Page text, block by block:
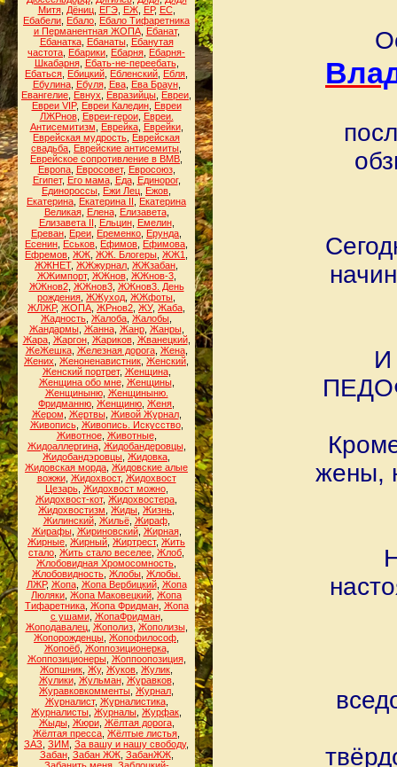
Митя, Дёниц, ЕГЭ, ЕЖ, ЕР, ЕС,
Ебабели Ебало Ебало Тифаретника
и Перманентная ЖОПА, Ебанат,
Ебанатка, Ебанаты, Ебанутая
частота Ебарики Ебарня Ебарня-
Шкабарня, Ебать-не-переебать,
Ебаться Ебицкий Ебленский Ебля
Ебулина, Ебуля, Ева, Ева Браун,
Евангелие Евнух Евразийцы Евреи
Евреи VIP, Евреи Каледин, Евреи
ЛЖРнов, Евреи-герои, Евреи.
Антисемитизм
Еврейка, Еврейки,
Еврейская мудрость Еврейская
свадьба Еврейские антисемиты
Еврейское сопротивление в ВМВ
Европа, Евросовет, Евросоюз,
Египет, Его мама, Еда, Единорог,
Единороссы Ежи Лец Ежов
Екатерина Екатерина II
Екатерина
Великая, Елена, Елизавета,
Елизавета II
Ельцин, Емелин,
Ереван Ереи Еременко Ерунда
Есенин Еськов Ефимов Ефимова
Ефремов ЖЖ ЖЖ. Блогеры ЖЖ1
ЖЖНЕТ, ЖЖжурнал ЖЖзабан
ЖЖимпорт, ЖЖнов, ЖЖнов-3,
ЖЖнов2, ЖЖнов3, ЖЖнов3. День
рождения ЖЖуход ЖЖфоты
ЖЛЖР, ЖОПА ЖРнов2 ЖУ, Жаба
Жадность Жалоба Жалобы
Жандармы, Жанна, Жанр, Жанры,
Жара, Жаргон, Жариков, Жванецкий,
ЖеЖешка, Железная дорога, Жена,
Жених Женоненавистник Женский
Женский портрет, Женщина,
Женщина обо мне, Женщины,
Женщиныню, Женщиныню.
Фридманню Женщиню Женя
Жером Жертвы, Живой Журнал,
Живопись, Живопись. Искусство,
Животное, Животные,
Жидоаллергина, Жидобандеровцы,
Жидобандэровцы Жидовка
Жидовская морда Жидовские алые
вожжи, Жидохвост, Жидохвост
Цезарь, Жидохвост можно,
Жидохвост-кот, Жидохвостера
Жидохвостизм Жиды Жизнь
Жилинский, Жильё, Жираф,
Жирафы, Жириновский, Жирная,
Жирные Жирный Жиртрест, Жить
стало Жить стало веселее Жлоб
Жлобовидная Хромосомность
Жлобовидность Жлобы Жлобы.
ЛЖР, Жопа, Жопа Вербицкий, Жопа
Люляки Жопа Маковецкий Жопа
Тифаретника, Жопа Фридман, Жопа
с ушами, ЖопаФридман,
Жоподавалец, Жополиз, Жополизы,
Жопорожденцы Жопофилософ
Жопоёб, Жоппозиционерка,
Жоппозиционеры, Жоппоопозиция,
Жопшник Жу, Жуков Жулик
Жулики, Жульман, Журавков,
Журавковкомменты Журнал
Журналист, Журналистика,
Журналисты Журналы Журфак
Жыды, Жюри, Жёлтая дорога,
Жёлтая пресса Жёлтые листья
ЗАЗ ЗИМ За вашу и нашу свободу,
Забан, Забан ЖЖ, ЗабанЖЖ,
И
жены,